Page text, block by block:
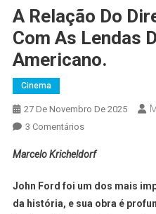
A Relação Do
Com As Lendas
Americano.
Cinema
27 De Novembro De 2025
3 Comentários
Marcelo Kricheldorf
John Ford foi um dos mais
da história, e sua obra é